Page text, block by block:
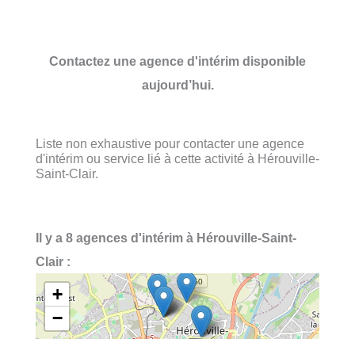
Contactez une agence d'intérim disponible
aujourd’hui.
Liste non exhaustive pour contacter une agence
d'intérim ou service lié à cette activité à Hérouville-
Saint-Clair.
Il y a 8 agences d'intérim à Hérouville-Saint-
Clair :
+
−